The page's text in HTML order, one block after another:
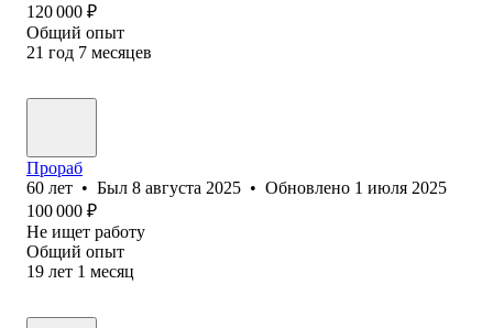
120 000 ₽
Общий опыт
21 год 7 месяцев
Прораб
60 лет • Был 8 августа 2025 • Обновлено 1 июля 2025
100 000 ₽
Не ищет работу
Общий опыт
19 лет 1 месяц